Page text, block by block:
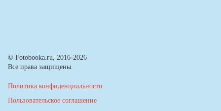
© Fotobooka.ru, 2016-2026
Все права защищены.
Политика конфиденциальности
Пользовательское соглашение